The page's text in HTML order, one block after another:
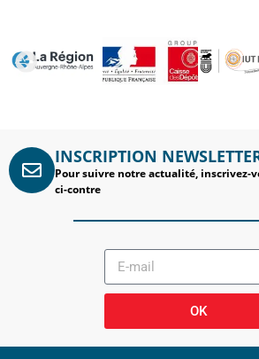
INSCRIPTION
Pour suivre notre actualité, inscrivez-
ci-contre
OK